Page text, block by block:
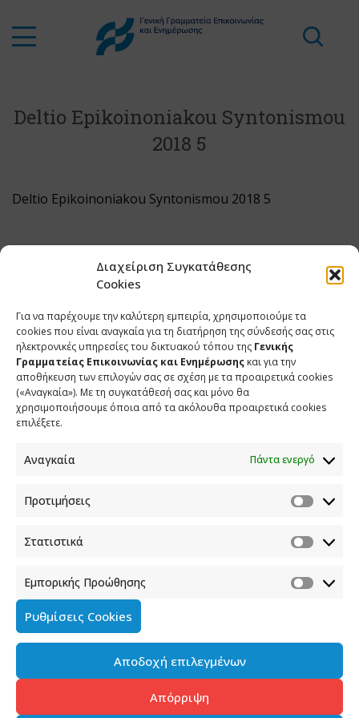
Διαχείριση Συγκατάθεσης
Cookies
Για να παρέχουμε την καλύτερη εμπειρία, χρησιμοποιούμε τα
cookies που είναι αναγκαία για τη διατήρηση της σύνδεσής σας στις
ηλεκτρονικές υπηρεσίες του δικτυακού τόπου της Γενικής
Γραμματείας Επικοινωνίας και Ενημέρωσης και για την
αποθήκευση των επιλογών σας σε σχέση με τα προαιρετικά cookies
(«Αναγκαία»). Με τη συγκατάθεσή σας και μόνο θα
χρησιμοποιήσουμε όποια από τα ακόλουθα προαιρετικά cookies
επιλέξετε.
Αναγκαία Πάντα ενεργό
Προτιμήσεις
Στατιστικά
Εμπορικής Προώθησης
Ρυθμίσεις Cookies
Αποδοχή επιλεγμένων
Απόρριψη
Deltio Epikoinoniakou Syntonismou
2018 5
Deltio Epikoinoniakou Syntonismou 2018 5
ΕΠΙΚΟΙΝΩΝΙΑ
Φραγκούδη 11 & Αλεξάνδρου Πάντου
info.media@media.gov.gr
Πολιτική Cookies
Όροι χρήσης
Πολιτική προστασίας προσωπικών δεδομένων του
Διαχείρηση συγκατάθεσης